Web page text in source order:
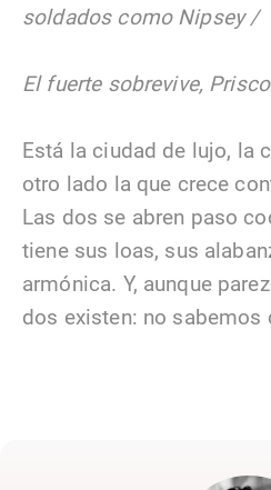
soldados como Nipsey /
El fuerte sobrevive,
Está la ciudad de lujo, la
otro lado la que crece
Las dos se abren paso
tiene sus loas, sus
armónica. Y, aunque
dos existen: no sabemos